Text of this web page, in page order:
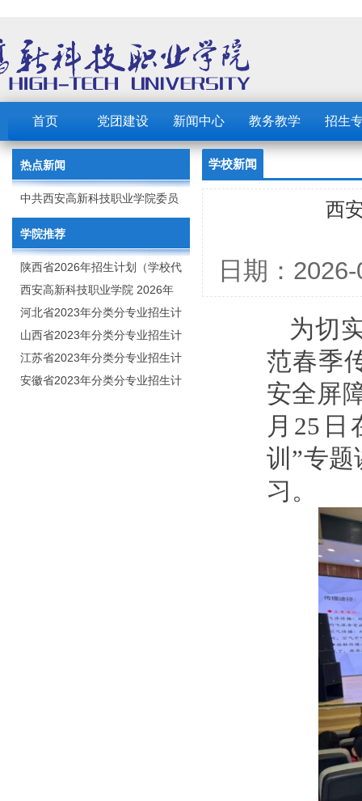
首页 党团建设 新闻中心 教务教学 招生
热点新闻
中共西安高新科技职业学院委员
会 2023年党建工作要点
学院推荐
陕西省2026年招生计划（学校代
码：8103）
西安高新科技职业学院 2026年
招生章程
河北省2023年分类分专业招生计
划（院校代号：1889）
山西省2023年分类分专业招生计
划（院校代号：5560）
江苏省2023年分类分专业招生计
划（院校代号：8931）
安徽省2023年分类分专业招生计
学校新闻
西
日期：
为切
范春季
安全屏
月25
训”专
习。